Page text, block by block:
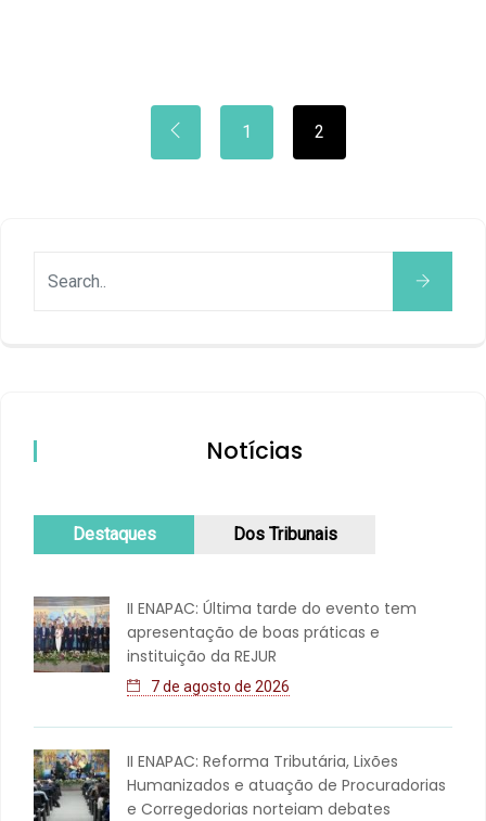
1 2
Notícias
Destaques Dos Tribunais
II ENAPAC: Última tarde do evento tem
apresentação de boas práticas e
instituição da REJUR
7 de agosto de 2026
II ENAPAC: Reforma Tributária, Lixões
Humanizados e atuação de Procuradorias
e Corregedorias norteiam debates